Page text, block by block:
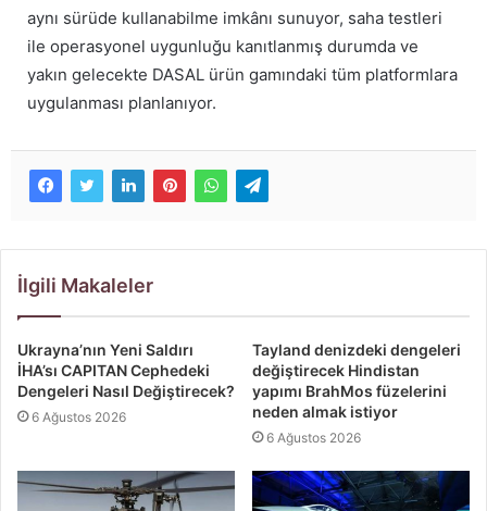
aynı sürüde kullanabilme imkânı sunuyor, saha testleri
ile operasyonel uygunluğu kanıtlanmış durumda ve
yakın gelecekte DASAL ürün gamındaki tüm platformlara
uygulanması planlanıyor.
İlgili Makaleler
Ukrayna’nın Yeni Saldırı
İHA’sı CAPITAN Cephedeki
Dengeleri Nasıl Değiştirecek?
6 Ağustos 2026
Tayland denizdeki dengeleri
değiştirecek Hindistan
yapımı BrahMos füzelerini
neden almak istiyor
6 Ağustos 2026